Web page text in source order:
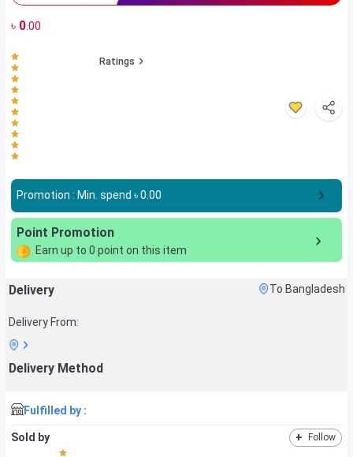
৳ 0.00
Ratings
Promotion : Min. spend ৳0.00
Point Promotion
Earn up to 0 point on this item
Delivery To Bangladesh
Delivery From:
Delivery Method
Fulfilled by :
Sold by + Follow